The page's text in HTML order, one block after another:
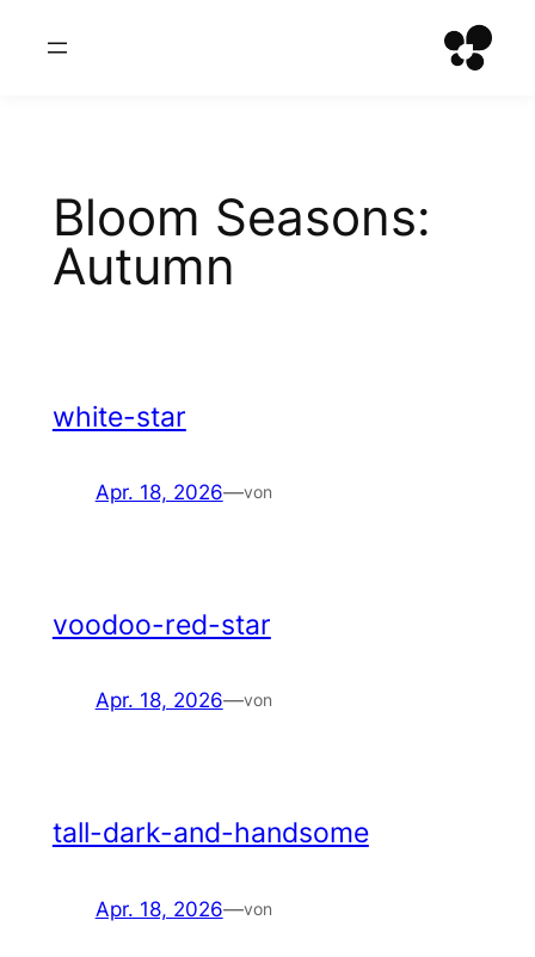
Inhalt
Bloom Seasons:
Autumn
white-star
Apr. 18, 2026—von
voodoo-red-star
Apr. 18, 2026—von
tall-dark-and-handsome
Apr. 18, 2026—von